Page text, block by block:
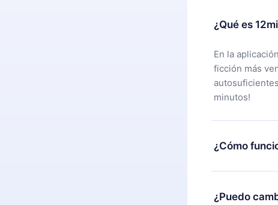
¿Qué es
En la
ficción más
minutos!
¿Cómo
Puedes
alguna razón
¿Puedo